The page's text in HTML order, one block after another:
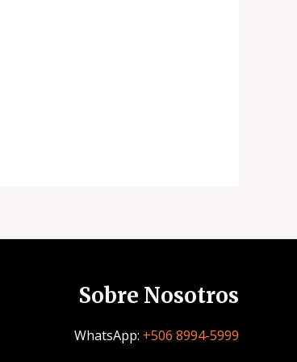
Sobre Nosotros
WhatsApp: +506 8994-5999